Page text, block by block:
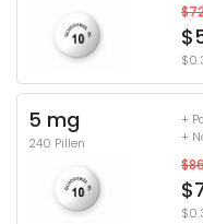
5 mg
240 Pillen
+
+